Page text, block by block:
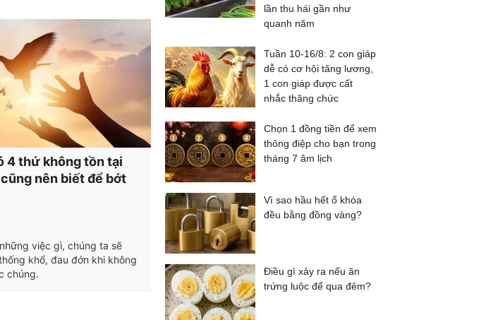
4 thứ không tồn tại
nên biết để bớt
việc gì, chúng ta sẽ
khổ, đau đớn khi không
chúng.
lần thu hái gần như
quanh năm
Tuần 10-16/8: 2 con giáp
dễ có cơ hội tăng lương,
1 con giáp được cất
nhắc thăng chức
Chọn 1 đồng tiền để xem
thông điệp cho bạn trong
tháng 7 âm lịch
Vì sao hầu hết ổ khóa
đều bằng đồng vàng?
Điều gì xảy ra nếu ăn
trứng luộc để qua đêm?